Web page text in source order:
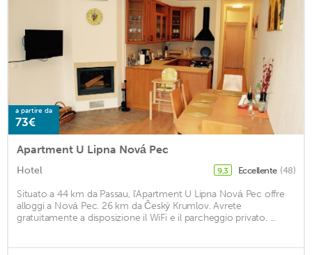
a partire da
73€
Apartment U Lipna Nová Pec
Hotel 9,3 Eccellente (48)
Situato a 44 km da Passau, l'Apartment U Lipna Nová Pec offre
alloggi a Nová Pec. 26 km da Český Krumlov. Avrete
gratuitamente a disposizione il WiFi e il parcheggio privato. ...